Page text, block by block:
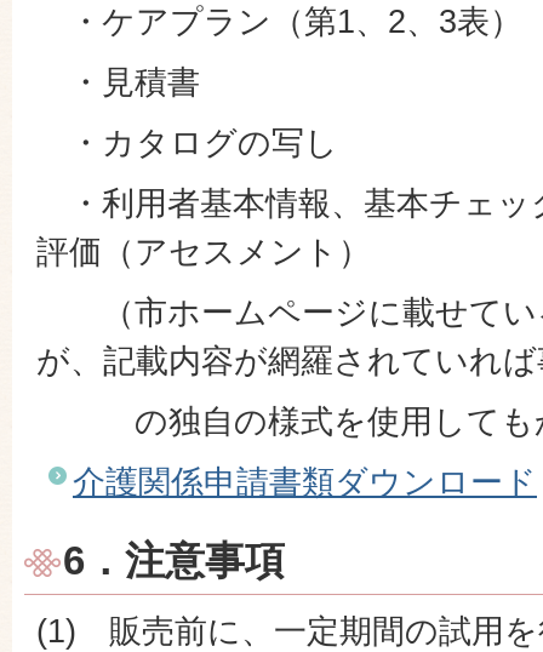
・ケアプラン（第1、2、3表）
・見積書
・カタログの写し
・利用者基本情報、基本チェッ
評価（アセスメント）
（市ホームページに載せてい
が、記載内容が網羅されていれ
の独自の様式を使用しても
介護関係申請書類ダウンロード
6．注意事項
(1) 販売前に、一定期間の試用